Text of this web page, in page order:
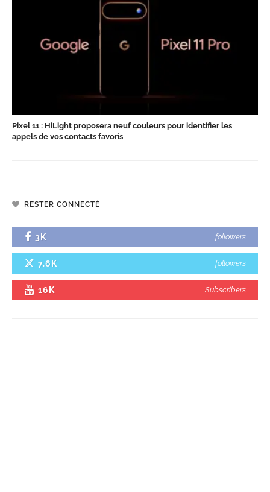
Pixel 11 : HiLight proposera neuf couleurs pour identifier les
appels de vos contacts favoris
RESTER CONNECTÉ
3K followers
7.6K followers
16K Subscribers